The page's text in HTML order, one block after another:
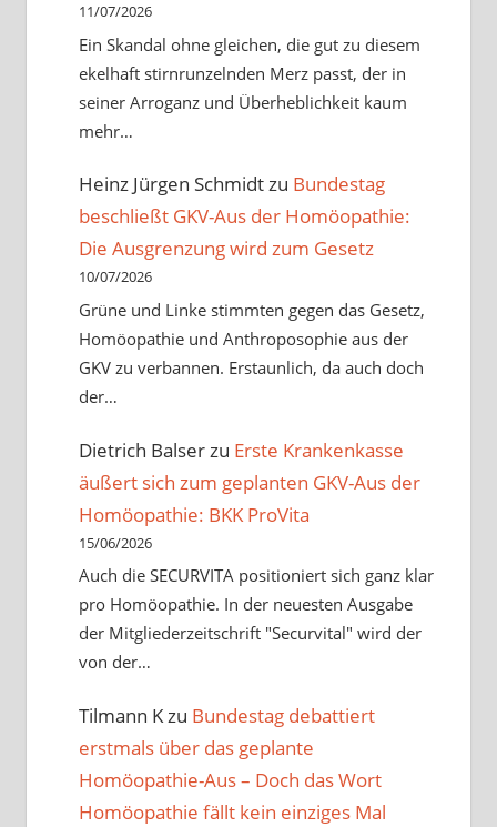
11/07/2026
Ein Skandal ohne gleichen, die gut zu diesem
ekelhaft stirnrunzelnden Merz passt, der in
seiner Arroganz und Überheblichkeit kaum
mehr…
Heinz Jürgen Schmidtzu Bundestag
beschließt GKV-Aus der Homöopathie:
Die Ausgrenzung wird zum Gesetz
10/07/2026
Grüne und Linke stimmten gegen das Gesetz,
Homöopathie und Anthroposophie aus der
GKV zu verbannen. Erstaunlich, da auch doch
der…
Dietrich Balserzu Erste Krankenkasse
äußert sich zum geplanten GKV-Aus der
Homöopathie: BKK ProVita
15/06/2026
Auch die SECURVITA positioniert sich ganz klar
pro Homöopathie. In der neuesten Ausgabe
der Mitgliederzeitschrift "Securvital" wird der
von der…
Tilmann Kzu Bundestag debattiert
erstmals über das geplante
Homöopathie-Aus – Doch das Wort
Homöopathie fällt kein einziges Mal